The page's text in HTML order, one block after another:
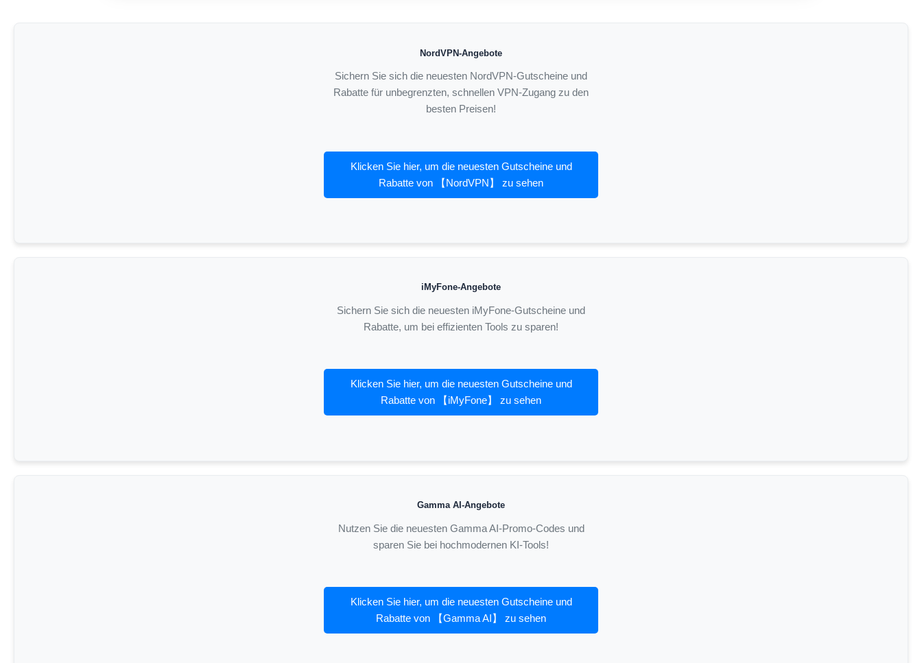
NordVPN-Angebote
Sichern Sie sich die neuesten NordVPN-Gutscheine und
Rabatte für unbegrenzten, schnellen VPN-Zugang zu den
besten Preisen!
Klicken Sie hier, um die neuesten Gutscheine und
Rabatte von 【NordVPN】 zu sehen
iMyFone-Angebote
Sichern Sie sich die neuesten iMyFone-Gutscheine und
Rabatte, um bei effizienten Tools zu sparen!
Klicken Sie hier, um die neuesten Gutscheine und
Rabatte von 【iMyFone】 zu sehen
Gamma AI-Angebote
Nutzen Sie die neuesten Gamma AI-Promo-Codes und
sparen Sie bei hochmodernen KI-Tools!
Klicken Sie hier, um die neuesten Gutscheine und
Rabatte von 【Gamma AI】 zu sehen